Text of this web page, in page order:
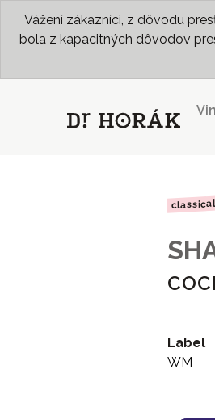
Vážení zákazníci, z dôvodu
bola z kapacitných dôvodov
classical
Label
WM